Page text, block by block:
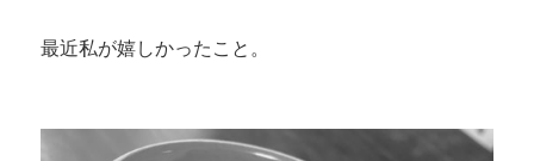
最近私が嬉しかったこと。